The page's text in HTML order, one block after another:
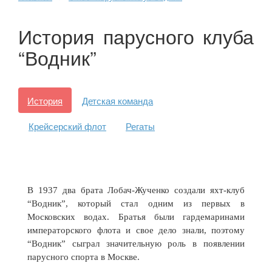
История парусного клуба
“Водник”
История
Детская команда
Крейсерский флот
Регаты
В 1937 два брата Лобач-Жученко создали яхт-клуб
“Водник”, который стал одним из первых в
Московских водах. Братья были гардемаринами
императорского флота и свое дело знали, поэтому
“Водник” сыграл значительную роль в появлении
парусного спорта в Москве.